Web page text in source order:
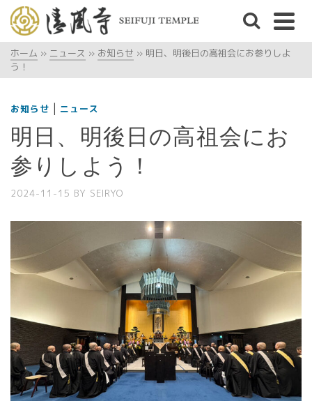
ホーム » ニュース » お知らせ » 明日、明後日の高祖会にお参りしよ
う！
お知らせ | ニュース
明日、明後日の高祖会にお
参りしよう！
2024-11-15 BY SEIRYO